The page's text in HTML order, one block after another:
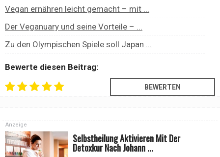
Vegan ernähren leicht gemacht – mit ...
Der Veganuary und seine Vorteile – ...
Zu den Olympischen Spiele soll Japan ...
Bewerte diesen Beitrag:
Selbstheilung Aktivieren Mit Der
Detoxkur Nach Johann ...
Anzeige